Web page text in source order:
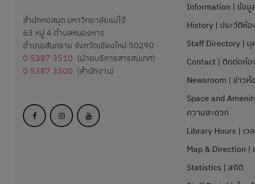
สำนักหอสมุด มหาวิทยาลัยแม่โจ้
63 หมู่ 4 ตำบลหนองหาร
อำเภอสันทราย จังหวัดเชียงใหม่ 50290
0 5387 3510 (ฝ่ายบริการสารสนเทศ)
0 5387 3500 (สำนักงาน)
Information | ข้อ
History | ประวัติห้
Staff Directory | บุ
Contact | ติดต่อห้
Newsroom | ข่าว
Space and
ความสะดวก
Library Hours | เว
Map & Direction |
Statistics | สถิติ